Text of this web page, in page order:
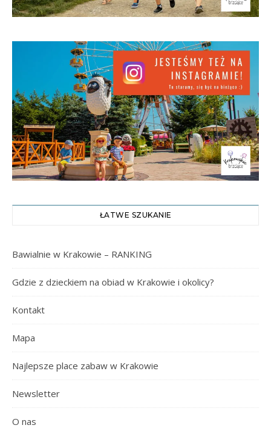
ŁATWE SZUKANIE
Bawialnie w Krakowie – RANKING
Gdzie z dzieckiem na obiad w Krakowie i okolicy?
Kontakt
Mapa
Najlepsze place zabaw w Krakowie
Newsletter
O nas